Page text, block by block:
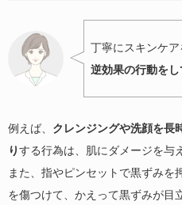
丁寧にスキンケア
逆効果の行動をし
例えば、 クレンジングや洗顔を長
りする行為は、肌にダメージを与
また、指やピンセットで黒ずみを
を傷つけて、かえって黒ずみが目